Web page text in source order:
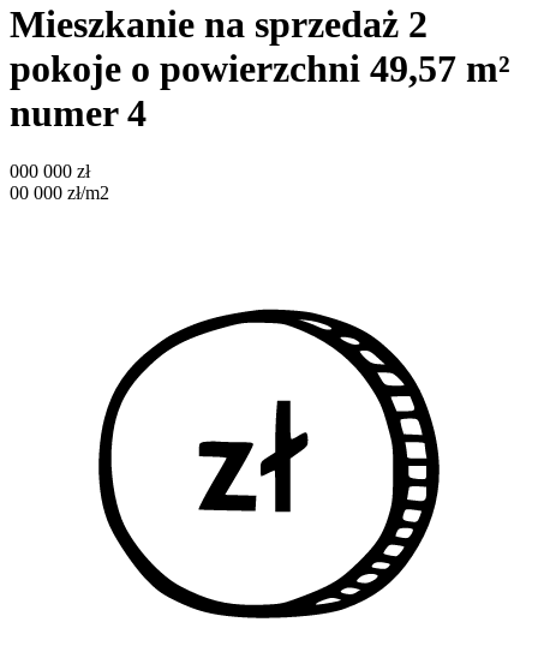
Mieszkanie na sprzedaż 2
pokoje o powierzchni 49,57 m²
numer 4
000 000 zł
00 000 zł/m2